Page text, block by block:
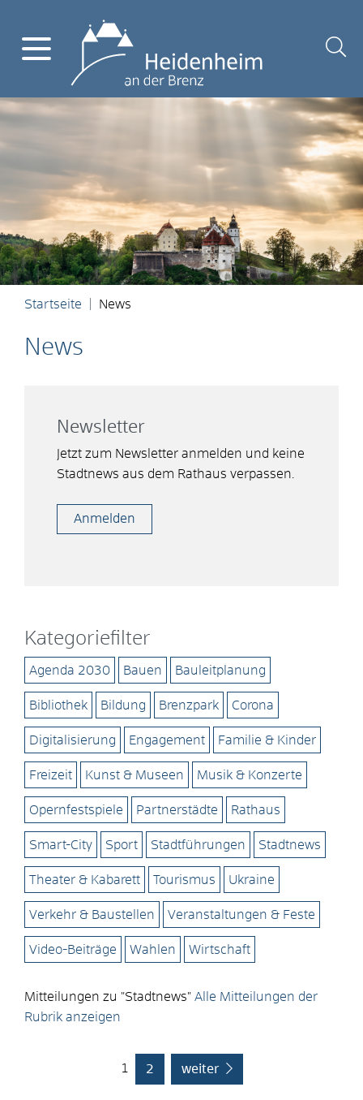
Startseite News
News
Newsletter
Jetzt zum Newsletter anmelden und keine
Stadtnews aus dem Rathaus verpassen.
Anmelden
Kategoriefilter
Agenda 2030 Bauen Bauleitplanung
Bibliothek Bildung Brenzpark Corona
Digitalisierung Engagement Familie & Kinder
Freizeit Kunst & Museen Musik & Konzerte
Opernfestspiele Partnerstädte Rathaus
Smart-City Sport Stadtführungen Stadtnews
Theater & Kabarett Tourismus Ukraine
Verkehr & Baustellen Veranstaltungen & Feste
Video-Beiträge Wahlen Wirtschaft
Mitteilungen zu "Stadtnews" Alle Mitteilungen der
Rubrik anzeigen
1 2 weiter